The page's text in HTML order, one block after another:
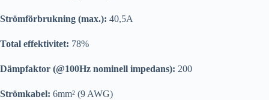
Strömförbrukning (max.): 40,5A
Total effektivitet: 78%
Dämpfaktor (@100Hz nominell impedans): 200
Strömkabel: 6mm² (9 AWG)